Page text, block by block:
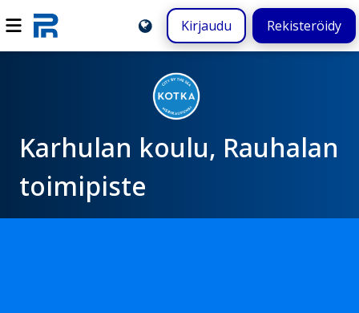
Kirjaudu Rekisteröidy
Karhulan koulu, Rauhalan
toimipiste